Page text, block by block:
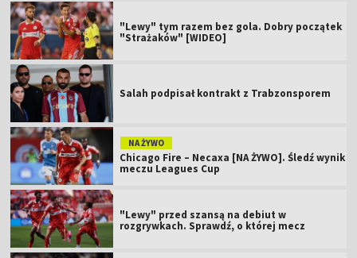
"Lewy" tym razem bez gola. Dobry początek
"Strażaków" [WIDEO]
Salah podpisał kontrakt z Trabzonsporem
NA ŻYWO
Chicago Fire – Necaxa [NA ŻYWO]. Śledź wynik
meczu Leagues Cup
"Lewy" przed szansą na debiut w
rozgrywkach. Sprawdź, o której mecz